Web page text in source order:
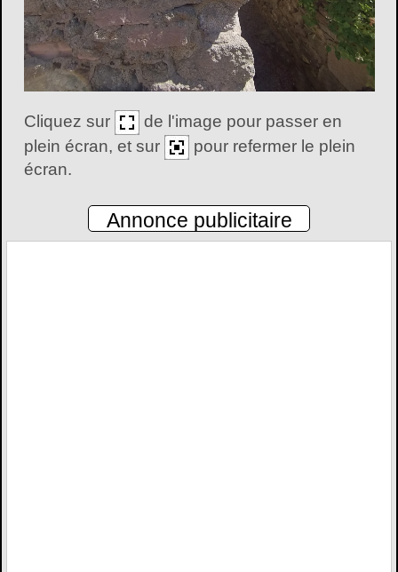
Cliquez sur
de l'image pour passer en
plein écran, et sur
pour refermer le plein
écran.
Annonce publicitaire